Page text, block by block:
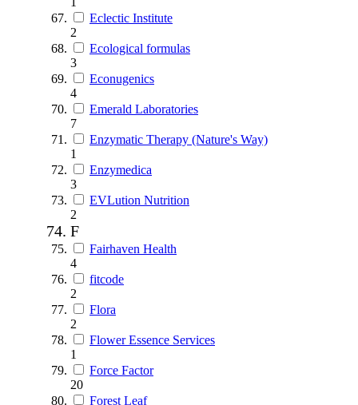
Eclectic Institute
2
Ecological formulas
3
Econugenics
4
Emerald Laboratories
7
Enzymatic Therapy (Nature's Way)
1
Enzymedica
3
EVLution Nutrition
2
F
Fairhaven Health
4
fitcode
2
Flora
2
Flower Essence Services
1
Force Factor
20
Forest Leaf